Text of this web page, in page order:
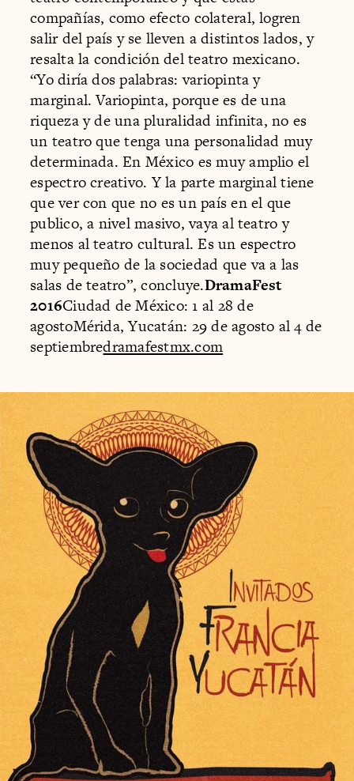
compañías, como efecto colateral, logren
salir del país y se lleven a distintos lados, y
resalta la condición del teatro mexicano.
“Yo diría dos palabras: variopinta y
marginal. Variopinta, porque es de una
riqueza y de una pluralidad infinita, no es
un teatro que tenga una personalidad muy
determinada. En México es muy amplio el
espectro creativo. Y la parte marginal tiene
que ver con que no es un país en el que
publico, a nivel masivo, vaya al teatro y
menos al teatro cultural. Es un espectro
muy pequeño de la sociedad que va a las
salas de teatro”, concluye.DramaFest
2016Ciudad de México: 1 al 28 de
agostoMérida, Yucatán: 29 de agosto al 4 de
septiembredramafestmx.com